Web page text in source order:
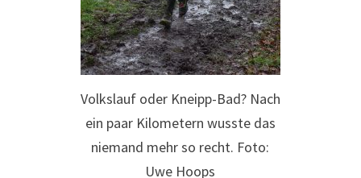
Volkslauf oder Kneipp-Bad? Nach
ein paar Kilometern wusste das
niemand mehr so recht. Foto:
Uwe Hoops